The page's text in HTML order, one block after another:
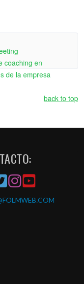
coaching en
de la empresa
back to top